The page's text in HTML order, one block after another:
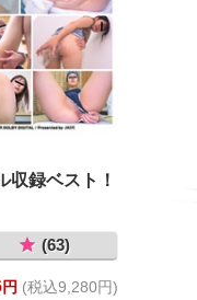
収録ベスト！
(63)
円 (税込9,280円)